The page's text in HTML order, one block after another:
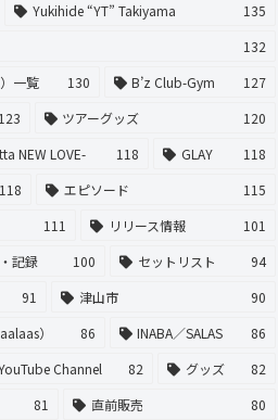
Yukihide “YT” Takiyama
135
132
一覧
130 B’z Club-Gym
127
123 ツアーグッズ
120
NEW LOVE-
118 GLAY
118
118 エピソード
115
111 リリース情報
101
記録 100 セットリスト
94
91 津山市
90
）
86 INABA／SALAS
86
Channel 82 グッズ
82
81 直前販売
80